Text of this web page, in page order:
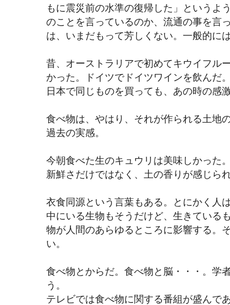
もに震災前の水準の復帰した」というよ
のことを言っているのか、流通の事を言
は、いまだもって芳しくない。一般的に
昔、オーストラリアで初めてキウイフル
かった。ドイツでドイツワインを飲んだ
日本で同じものを買っても、あの時の感
食べ物は、やはり、それが作られる土地
過去の実感。
今朝食べた生のキュウリは美味しかった
新鮮さだけではなく、土の香りが感じら
衣食同源という言葉もある。とにかく人
中にいる生物もそうだけど、生きている
物が人間のあらゆるところに影響する。
い。
食べ物とからだ。食べ物と脳・・・。学
う。
テレビでは食べ物に関する番組が盛んで